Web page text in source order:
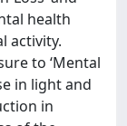
health
activity.
to ‘Mental
in light and
in